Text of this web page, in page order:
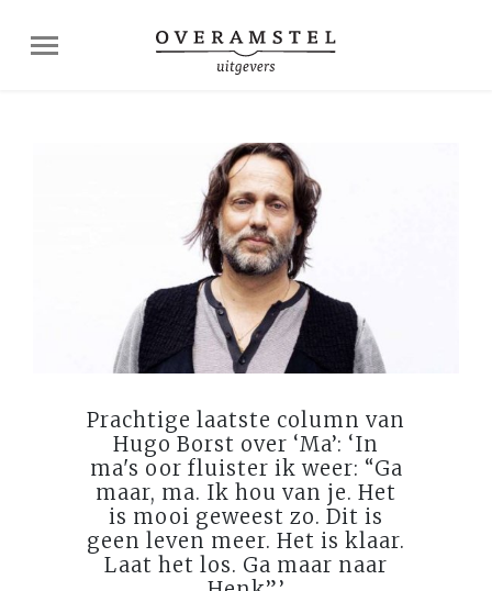
Prachtige laatste column van
Hugo Borst over ‘Ma’: ‘In
ma's oor fluister ik weer: “Ga
maar, ma. Ik hou van je. Het
is mooi geweest zo. Dit is
geen leven meer. Het is klaar.
Laat het los. Ga maar naar